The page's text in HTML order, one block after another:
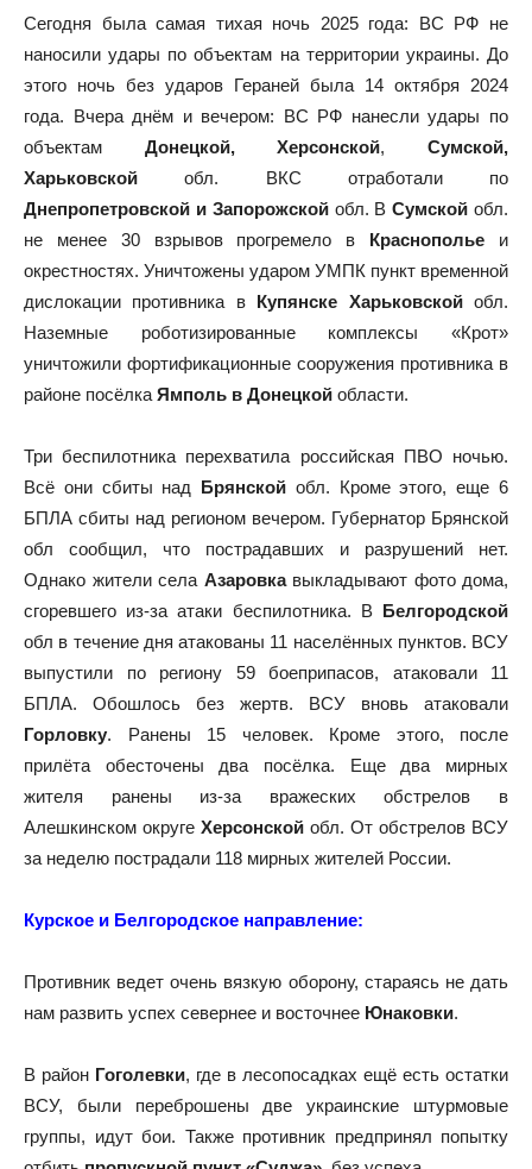
Сегодня была самая тихая ночь 2025 года: ВС РФ не
наносили удары по объектам на территории украины. До
этого ночь без ударов Гераней была 14 октября 2024
года. Вчера днём и вечером: ВС РФ нанесли удары по
объектам Донецкой, Херсонской,Сумской,
Харьковской обл. ВКС отработали по
Днепропетровской и Запорожскойобл. ВСумской обл.
не менее 30 взрывов прогремело в Краснополье и
окрестностях. Уничтожены ударом УМПК пункт временной
дислокации противника в Купянске Харьковскойобл.
Наземные роботизированные комплексы «Крот»
уничтожили фортификационные сооружения противника в
районе посёлка Ямполь в Донецкой области.
Три беспилотника перехватила российская ПВО ночью.
Всё они сбиты над Брянской обл. Кроме этого, еще 6
БПЛА сбиты над регионом вечером. Губернатор Брянской
обл сообщил, что пострадавших и разрушений нет.
Однако жители села Азаровкавыкладывают фото дома,
сгоревшего из-за атаки беспилотника. В Белгородской
обл в течение дня атакованы 11 населённых пунктов. ВСУ
выпустили по региону 59 боеприпасов, атаковали 11
БПЛА. Обошлось без жертв. ВСУ вновь атаковали
Горловку. Ранены 15 человек. Кроме этого, после
прилёта обесточены два посёлка. Еще два мирных
жителя ранены из-за вражеских обстрелов в
Алешкинском округе Херсонской обл. От обстрелов ВСУ
за неделю пострадали 118 мирных жителей России.
Курское и Белгородское направление:
Противник ведет очень вязкую оборону, стараясь не дать
нам развить успех севернее и восточнее Юнаковки.
В район Гоголевки, где в лесопосадках ещё есть остатки
ВСУ, были переброшены две украинские штурмовые
группы, идут бои. Также противник предпринял попытку